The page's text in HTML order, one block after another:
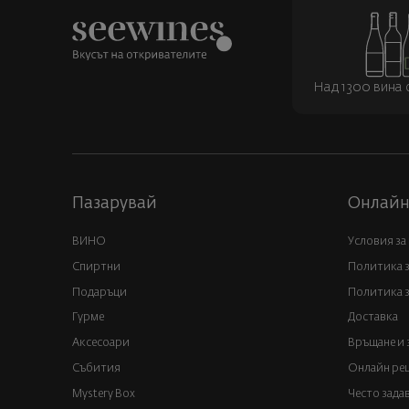
Над 1300 вина
Пазарувай
ВИНО
Спиртни
Подаръци
Гурме
Аксесоари
Събития
Mystery Box
Условия за
Политика
Политика
Доставка
Връщане и
Онлайн
Често